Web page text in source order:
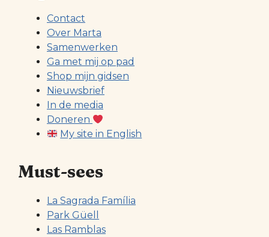
Contact
Over Marta
Samenwerken
Ga met mij op pad
Shop mijn gidsen
Nieuwsbrief
In de media
Doneren
My site in English
Must-sees
La Sagrada Família
Park Güell
Las Ramblas